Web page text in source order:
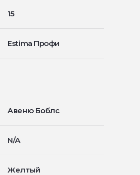
15
Estima Профи
Авеню Боблс
N/A
Желтый